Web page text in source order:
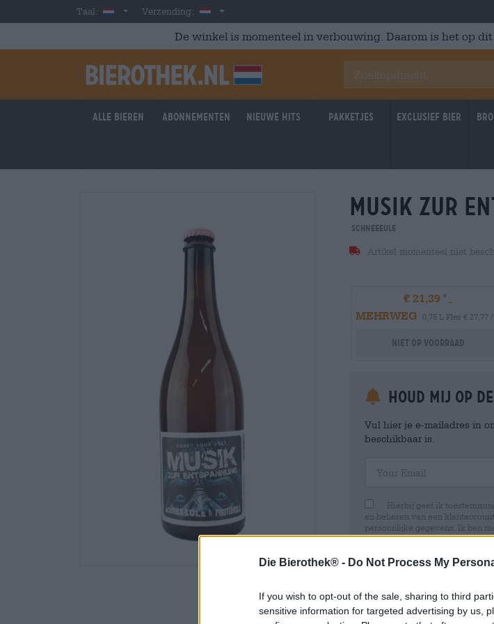
Die Bierothek® - Do Not Process My
If you wish to opt-out of the sale, sharing to third
sensitive information for targeted advertising by us,
Skip to main content
Taal: DutchVerzending: Nederland
De winkel is momenteel in verbouwing. Daarom is het op
Alle bieren Abonnementen Nieuwe hits Pakketjes Exclusief Bier
musik zur
Schneeeule
Artikel momenteel niet
€ 21,39
MEHRWEG
0,75 L Fles € 27,77 /
Niet op voorraad
Houd mij op
Vul hier je e-mailadres in
beschikbaar is.
Hierbij geef ik
en beheren van een
persoonlijke gegevens. Ik ben
kan intrekken door een e-mail
toestemming geen invloed
uitgevoerd tot het moment van